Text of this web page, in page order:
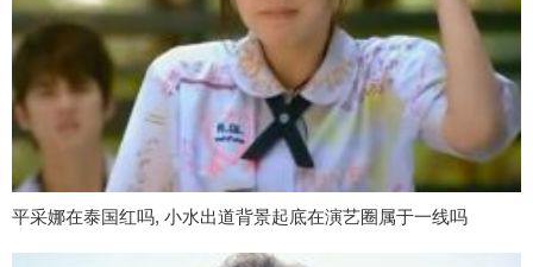
平采娜在泰国红吗, 小水出道背景起底在演艺圈属于一线吗